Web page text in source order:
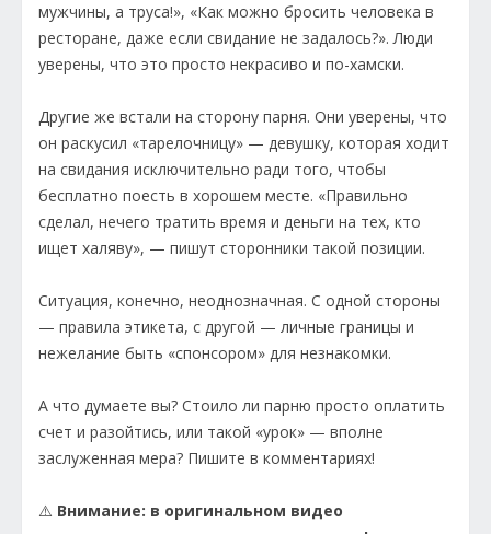
мужчины, а труса!», «Как можно бросить человека в
ресторане, даже если свидание не задалось?». Люди
уверены, что это просто некрасиво и по-хамски.
Другие же встали на сторону парня. Они уверены, что
он раскусил «тарелочницу» — девушку, которая ходит
на свидания исключительно ради того, чтобы
бесплатно поесть в хорошем месте. «Правильно
сделал, нечего тратить время и деньги на тех, кто
ищет халяву», — пишут сторонники такой позиции.
Ситуация, конечно, неоднозначная. С одной стороны
— правила этикета, с другой — личные границы и
нежелание быть «спонсором» для незнакомки.
А что думаете вы? Стоило ли парню просто оплатить
счет и разойтись, или такой «урок» — вполне
заслуженная мера? Пишите в комментариях!
⚠️ Внимание: в оригинальном видео